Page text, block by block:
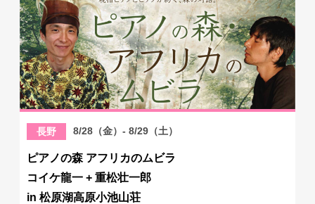
長野 8/28（金）- 8/29（土）
ピアノの森 アフリカのムビラ
コイケ龍一 + 重松壮一郎
in 松原湖高原小池山荘